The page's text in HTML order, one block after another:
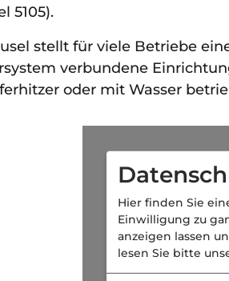
5105).
stellt für viele Betriebe
verbundene
oder mit Wasser
Hier finden Sie
Einwilligung zu
anzeigen lassen
lesen Sie bitte